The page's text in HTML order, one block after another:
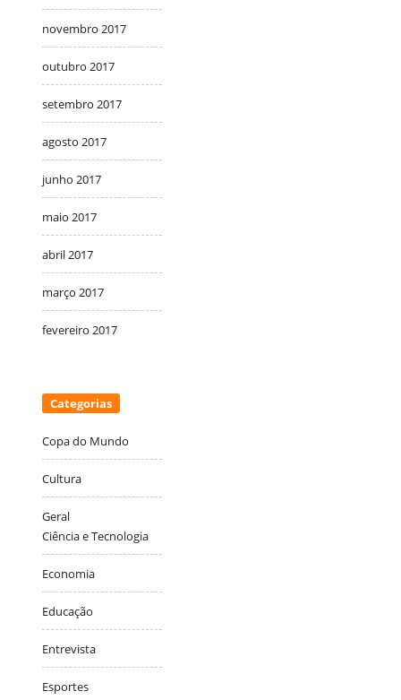
novembro 2017
outubro 2017
setembro 2017
agosto 2017
junho 2017
maio 2017
abril 2017
março 2017
fevereiro 2017
Categorias
Copa do Mundo
Cultura
Geral
Ciência e Tecnologia
Economia
Educação
Entrevista
Esportes